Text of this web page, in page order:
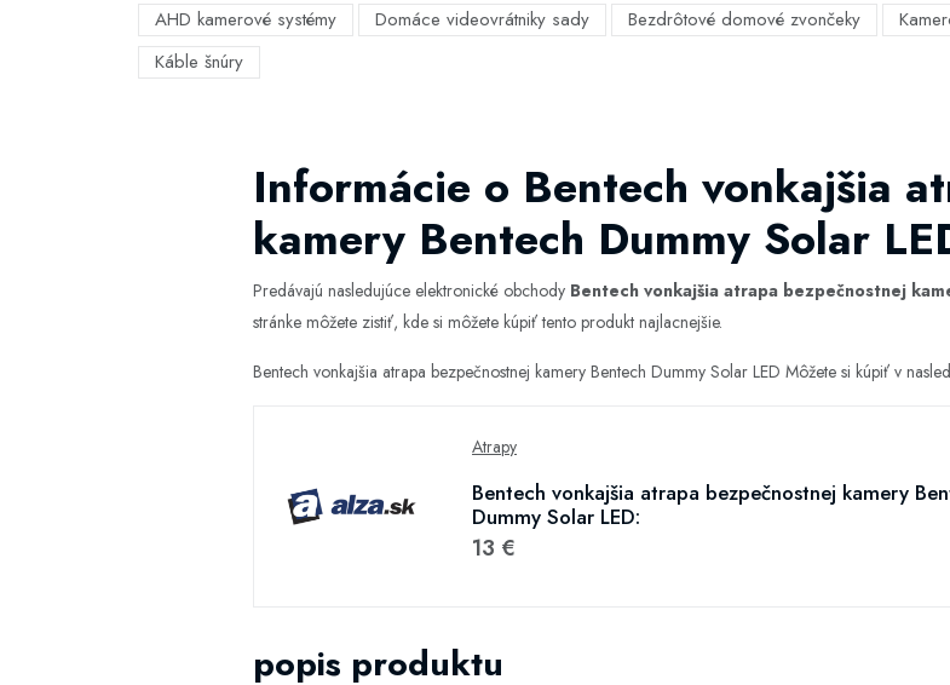
AHD kamerové systémy
Domáce videovrátniky sady Bezdrôtové domové zvončeky
Káble šnúry
Informácie o Bentech vonkajšia
kamery Bentech Dummy Solar
Predávajú nasledujúce elektronické obchody Bentech vonkajšia atrapa bezpečnostnej
stránke môžete zistiť, kde si môžete kúpiť tento produkt najlacnejšie.
Bentech vonkajšia atrapa bezpečnostnej kamery Bentech Dummy Solar LED Môžete si kúpiť v
Atrapy
Bentech vonkajšia atrapa bezpečnostnej kamery
Dummy Solar LED:
13 €
popis produktu